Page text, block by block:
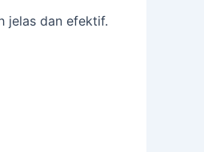
jelas dan efektif.